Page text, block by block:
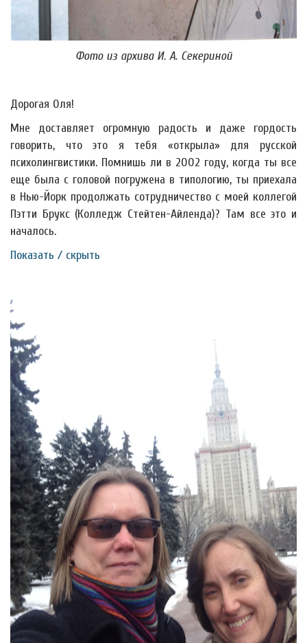
Фото из архива И. А. Секериной
Дорогая Оля!
Мне доставляет огромную радость и даже гордость
говорить, что это я тебя «открыла» для русской
психолингвистики. Помнишь ли в 2002 году, когда ты все
еще была с головой погружена в типологию, ты приехала
в Нью-Йорк продолжать сотрудничество с моей коллегой
Пэтти Брукс (Колледж Стейтен-Айленда)? Там все это и
началось.
Показать / скрыть